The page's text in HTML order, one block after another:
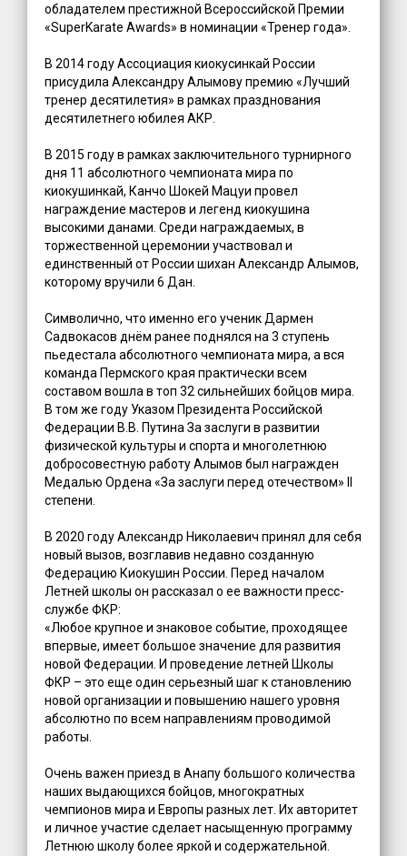
обладателем престижной Всероссийской Премии
«SuperKarate Awards» в номинации «Тренер года».
В 2014 году Ассоциация киокусинкай России
присудила Александру Алымову премию «Лучший
тренер десятилетия» в рамках празднования
десятилетнего юбилея АКР.
В 2015 году в рамках заключительного турнирного
дня 11 абсолютного чемпионата мира по
киокушинкай, Канчо Шокей Мацуи провел
награждение мастеров и легенд киокушина
высокими данами. Среди награждаемых, в
торжественной церемонии участвовал и
единственный от России шихан Александр Алымов,
которому вручили 6 Дан.
Символично, что именно его ученик Дармен
Садвокасов днём ранее поднялся на 3 ступень
пьедестала абсолютного чемпионата мира, а вся
команда Пермского края практически всем
составом вошла в топ 32 сильнейших бойцов мира.
В том же году Указом Президента Российской
Федерации В.В. Путина За заслуги в развитии
физической культуры и спорта и многолетнюю
добросовестную работу Алымов был награжден
Медалью Ордена «За заслуги перед отечеством» II
степени.
В 2020 году Александр Николаевич принял для себя
новый вызов, возглавив недавно созданную
Федерацию Киокушин России. Перед началом
Летней школы он рассказал о ее важности пресс-
службе ФКР:
«Любое крупное и знаковое событие, проходящее
впервые, имеет большое значение для развития
новой Федерации. И проведение летней Школы
ФКР – это еще один серьезный шаг к становлению
новой организации и повышению нашего уровня
абсолютно по всем направлениям проводимой
работы.
Очень важен приезд в Анапу большого количества
наших выдающихся бойцов, многократных
чемпионов мира и Европы разных лет. Их авторитет
и личное участие сделает насыщенную программу
Летнюю школу более яркой и содержательной.